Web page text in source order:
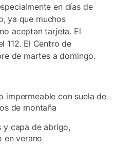
en días de
ya que muchos
aceptan tarjeta. El
112. El Centro de
de martes a domingo.
impermeable con suela de
de montaña
y capa de abrigo,
en verano